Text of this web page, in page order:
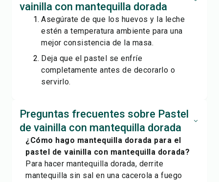
vainilla con mantequilla dorada
Asegúrate de que los huevos y la leche
estén a temperatura ambiente para una
mejor consistencia de la masa.
Deja que el pastel se enfríe
completamente antes de decorarlo o
servirlo.
Preguntas frecuentes sobre Pastel
de vainilla con mantequilla dorada
¿Cómo hago mantequilla dorada para el
pastel de vainilla con mantequilla dorada?
Para hacer mantequilla dorada, derrite
mantequilla sin sal en una cacerola a fuego